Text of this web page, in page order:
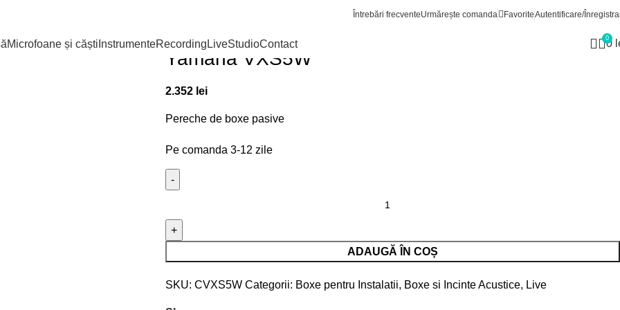
Întrebări frecventeUrmărește comanda FavoriteAutentificare/
Microfoane și căști InstrumenteRecording LiveStudioContact 00
Boxe si Incinte Acustice Boxe pentru Instalatii
Yamaha VXS5W
Yamaha VXS5W
2.352 lei
Pereche de boxe pasive
Pe comanda 3-12 zile
ADAUGĂ ÎN COȘ
SKU: CVXS5W Categorii: Boxe pentru Instalatii, Boxe si Incinte Acustice, Live